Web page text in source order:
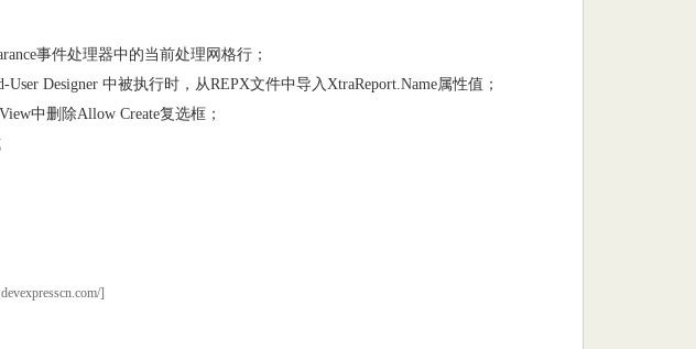
事件处理器中的当前处理网格行；
Designer 中被执行时，从REPX文件中导入XtraReport.Name属性值；
中删除Allow Create复选框；
]